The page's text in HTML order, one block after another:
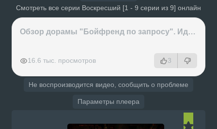
Смотреть все серии Воскресший [1 - 9 серии из 9] онлайн
Обзор дорамы "Бойфренд по запросу". Идеальный парень за деньги или обычные отношения?
16.6 тыс. просмотров 3
Не воспроизводится видео, сообщить о проблеме
Параметры плеера